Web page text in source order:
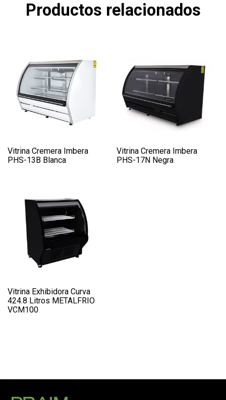
Productos relacionados
Vitrina Cremera Imbera
PHS-13B Blanca
Vitrina Cremera Imbera
PHS-17N Negra
Vitrina Exhibidora Curva
424.8 Litros METALFRIO
VCM100